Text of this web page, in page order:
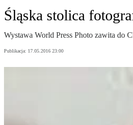
Śląska stolica
Wystawa World Press Photo zawita do
Publikacja: 17.05.2016 23:00